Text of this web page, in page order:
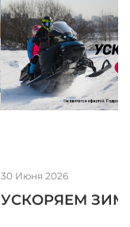
30 Июня 2026
УСКОРЯЕМ